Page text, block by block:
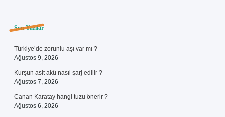
Sidebar
Son Yazılar
Türkiye’de zorunlu aşı var mı ?
Ağustos 9, 2026
Kurşun asit akü nasıl şarj edilir ?
Ağustos 7, 2026
Canan Karatay hangi tuzu önerir ?
Ağustos 6, 2026